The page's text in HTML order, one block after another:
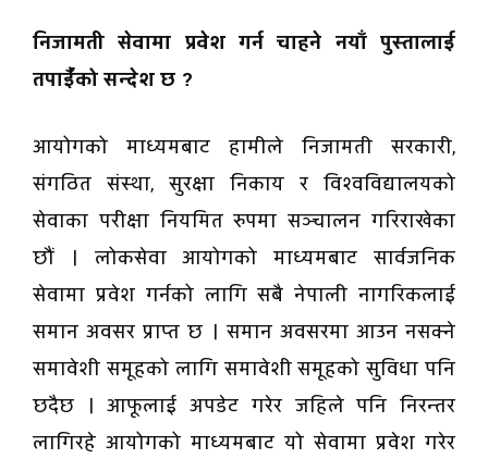
निजामती सेवामा प्रवेश गर्न चाहने नयाँ पुस्तालाई
तपाईँको सन्देश छ ?
आयोगको माध्यमबाट हामीले निजामती सरकारी,
संगठित संस्था, सुरक्षा निकाय र विश्वविद्यालयको
सेवाका परीक्षा नियमित रुपमा सञ्चालन गरिराखेका
छौं । लोकसेवा आयोगको माध्यमबाट सार्वजनिक
सेवामा प्रवेश गर्नको लागि सबै नेपाली नागरिकलाई
समान अवसर प्राप्त छ । समान अवसरमा आउन नसक्ने
समावेशी समूहको लागि समावेशी समूहको सुविधा पनि
छदैछ । आफूलाई अपडेट गरेर जहिले पनि निरन्तर
लागिरहे आयोगको माध्यमबाट यो सेवामा प्रवेश गरेर